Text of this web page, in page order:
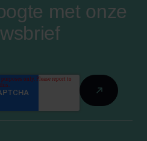
met onze